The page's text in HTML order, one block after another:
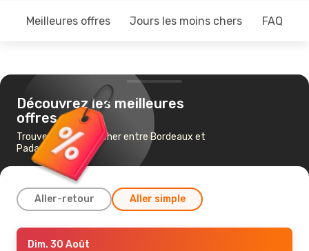
Meilleures offres Jours les moins chers FAQ
Découvrez les meilleures
offres
Trouvez un vol pas cher entre Bordeaux et
Padang
Aller-retour Aller simple
Dim. 30 Août
Dim. 30 Août